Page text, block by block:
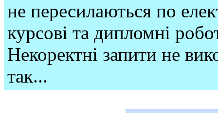
не пересилаються по
курсові та дипломні
Некоректні запити не
так...